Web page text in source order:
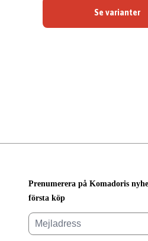
Se varianter
Prenumerera på Komadoris
första köp